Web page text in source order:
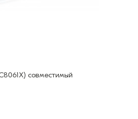
совместимый